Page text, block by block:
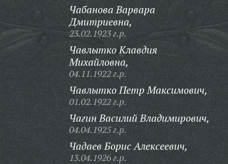
Чабанова Варвара
Дмитриевна,
23.02.1923 г.р.
Чавлытко Клавдия
Михайловна,
04.11.1922 г.р.
Чавлытко Петр Максимович,
01.02.1922 г.р.
Чагин Василий Владимирович,
04.04.1925 г.р.
Чадаев Борис Алексеевич,
13.04.1926 г.р.